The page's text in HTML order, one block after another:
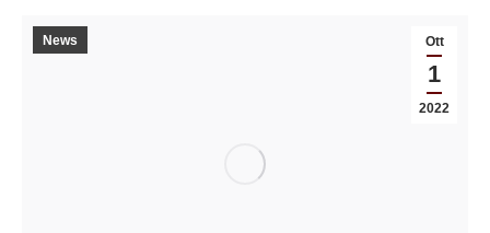
Ott
1
2022
News